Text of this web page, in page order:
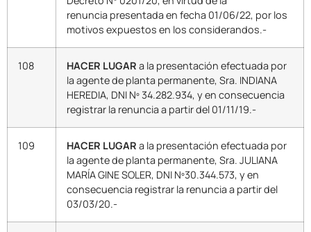
renuncia presentada en fecha 01/06/22, por los
motivos expuestos en los considerandos.-
108 HACER LUGAR a la presentación efectuada por
la agente de planta permanente, Sra. INDIANA
HEREDIA, DNI Nº 34.282.934, y en consecuencia
registrar la renuncia a partir del 01/11/19.-
109 HACER LUGAR a la presentación efectuada por
la agente de planta permanente, Sra. JULIANA
MARÍA GINE SOLER, DNI Nº30.344.573, y en
consecuencia registrar la renuncia a partir del
03/03/20.-